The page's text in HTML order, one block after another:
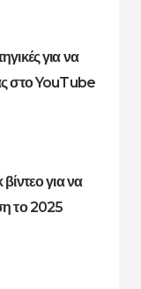
για να
στο YouTube
για να
το 2025